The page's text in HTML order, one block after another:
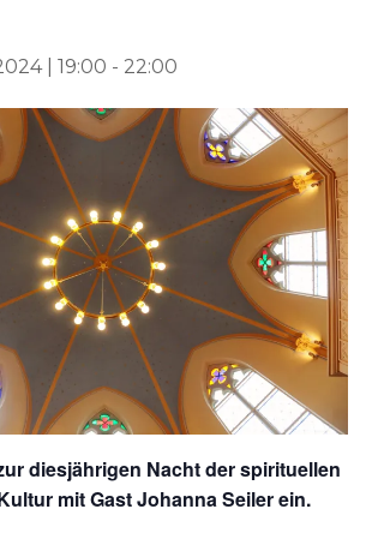
| 19:00 - 22:00
diesjährigen Nacht der spirituellen
mit Gast Johanna Seiler ein.